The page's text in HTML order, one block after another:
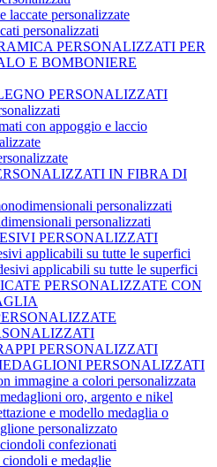
laccate personalizzate
personalizzati
PERSONALIZZATI PER
E BOMBONIERE
PERSONALIZZATI
con appoggio e laccio
IN FIBRA DI
personalizzati
personalizzati
PERSONALIZZATI
applicabili su tutte le superfici
applicabili su tutte le superfici
PERSONALIZZATE CON
PERSONALIZZATI
PERSONALIZZATI
immagine a colori personalizzata
oro, argento e nikel
e modello medaglia o
personalizzato
confezionati
e medaglie